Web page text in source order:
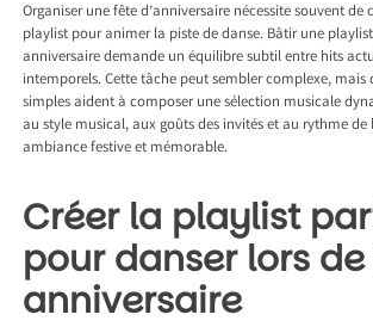
Organiser une fête d’anniversaire nécessite souvent
playlist pour animer la piste de danse. Bâtir une
anniversaire demande un équilibre subtil entre hits
intemporels. Cette tâche peut sembler complexe, mais
simples aident à composer une sélection musicale
au style musical, aux goûts des invités et au rythme de
ambiance festive et mémorable.
Créer la playlist
pour danser lors
anniversaire